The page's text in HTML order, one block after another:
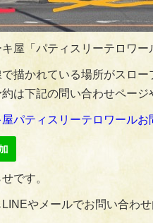
屋「パティスリーテロワー
描かれている場所がスロ
は下記の問い合わせペー
パティスリーテロワールお
です。
やメールでお問い合わ